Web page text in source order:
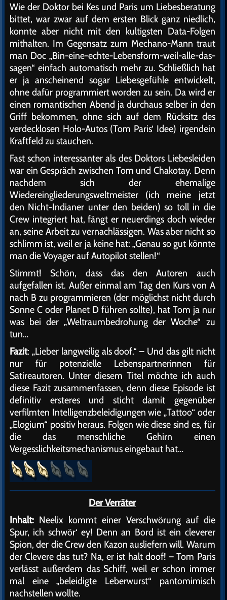
Wie der Doktor bei Kes und Paris um Liebesberatung
bittet, war zwar auf dem ersten Blick ganz niedlich,
konnte aber nicht mit den kultigsten Data-Folgen
mithalten. Im Gegensatz zum Mechano-Mann traut
man Doc „Bin-eine-echte-Lebensform-weil-alle-das-
sagen“ einfach automatisch mehr zu. Schließlich hat
er ja anscheinend sogar Liebesgefühle entwickelt,
ohne dafür programmiert worden zu sein. Da wird er
einen romantischen Abend ja durchaus selber in den
Griff bekommen, ohne sich auf dem Rücksitz des
verdecklosen Holo-Autos (Tom Paris‘ Idee) irgendein
Kraftfeld zu stauchen.
Fast schon interessanter als des Doktors Liebesleiden
war ein Gespräch zwischen Tom und Chakotay. Denn
nachdem sich der ehemalige
Wiedereingliederungsweltmeister (ich meine jetzt
den Nicht-Indianer unter den beiden) so toll in die
Crew integriert hat, fängt er neuerdings doch wieder
an, seine Arbeit zu vernachlässigen. Was aber nicht so
schlimm ist, weil er ja keine hat: „Genau so gut könnte
man die Voyager auf Autopilot stellen!“
Stimmt! Schön, dass das den Autoren auch
aufgefallen ist. Außer einmal am Tag den Kurs von A
nach B zu programmieren (der möglichst nicht durch
Sonne C oder Planet D führen sollte), hat Tom ja nur
was bei der „Weltraumbedrohung der Woche“ zu
tun…
Fazit: „Lieber langweilig als doof.“ – Und das gilt nicht
nur für potenzielle Lebenspartnerinnen für
Satireautoren. Unter diesem Titel möchte ich auch
diese Fazit zusammenfassen, denn diese Episode ist
definitiv ersteres und sticht damit gegenüber
verfilmten Intelligenzbeleidigungen wie „Tattoo“ oder
„Elogium“ positiv heraus. Folgen wie diese sind es, für
die das menschliche Gehirn einen
Vergesslichkeitsmechanismus eingebaut hat…
Der Verräter
Inhalt: Neelix kommt einer Verschwörung auf die
Spur, ich schwör‘ ey! Denn an Bord ist ein cleverer
Spion, der die Crew den Kazon ausliefern will. Warum
der Clevere das tut? Na, er ist halt doof! – Tom Paris
verlässt außerdem das Schiff, weil er schon immer
mal eine „beleidigte Leberwurst“ pantomimisch
nachstellen wollte.